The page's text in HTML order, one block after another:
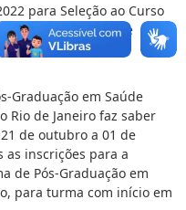
para Seleção ao Curso
em Saúde
de 07/10/2022 e
Graduação em Saúde
Rio de Janeiro faz saber
de outubro a 01 de
as inscrições para a
de Pós-Graduação em
para turma com início em